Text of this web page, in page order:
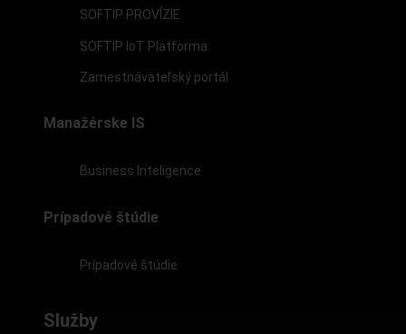
SOFTIP PROVÍZIE
SOFTIP IoT Platforma
Zamestnávateľský portál
Manažérske IS
Business Inteligence
Prípadové štúdie
Prípadové štúdie
Služby